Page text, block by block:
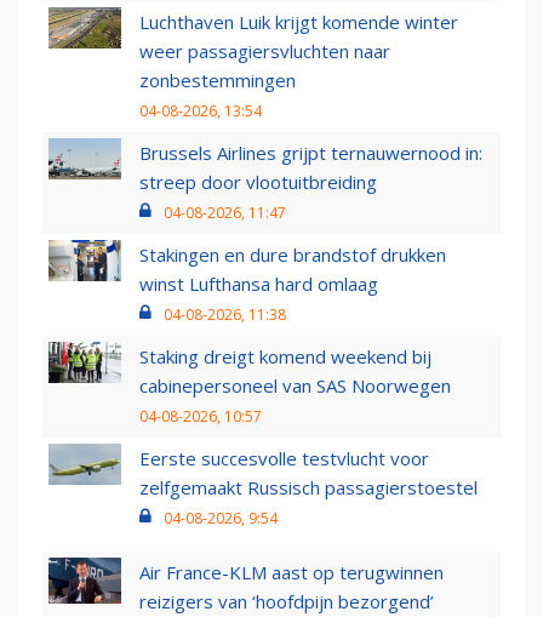
Luchthaven Luik krijgt komende winter
weer passagiersvluchten naar
zonbestemmingen
04-08-2026, 13:54
Brussels Airlines grijpt ternauwernood in:
streep door vlootuitbreiding
04-08-2026, 11:47
Stakingen en dure brandstof drukken
winst Lufthansa hard omlaag
04-08-2026, 11:38
Staking dreigt komend weekend bij
cabinepersoneel van SAS Noorwegen
04-08-2026, 10:57
Eerste succesvolle testvlucht voor
zelfgemaakt Russisch passagierstoestel
04-08-2026, 9:54
Air France-KLM aast op terugwinnen
reizigers van ‘hoofdpijn bezorgend’